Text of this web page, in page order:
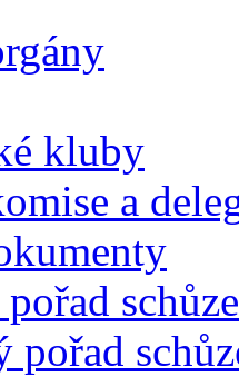
kluby
a
schůze
pořad